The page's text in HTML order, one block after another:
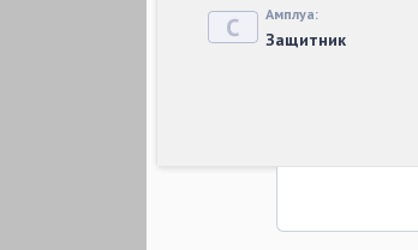
Амплуа:
Защитник